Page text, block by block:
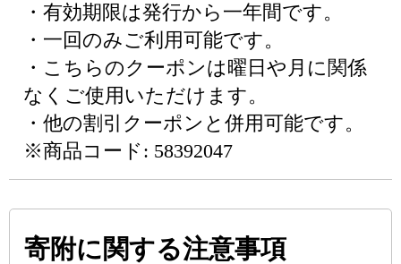
・有効期限は発行から一年間です。
・一回のみご利用可能です。
・こちらのクーポンは曜日や月に関係
なくご使用いただけます。
・他の割引クーポンと併用可能です。
※商品コード: 58392047
寄附に関する注意事項